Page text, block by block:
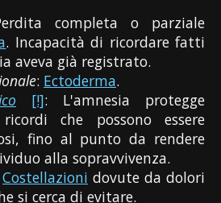
completa o parziale
. Incapacità di ricordare fatti
aveva già registrato.
: Ectoderma.
[!]: L'amnesia protegge
che possono essere
fino al punto da rendere
alla sopravvivenza.
Costellazioni dovute da dolori
si cerca di evitare.